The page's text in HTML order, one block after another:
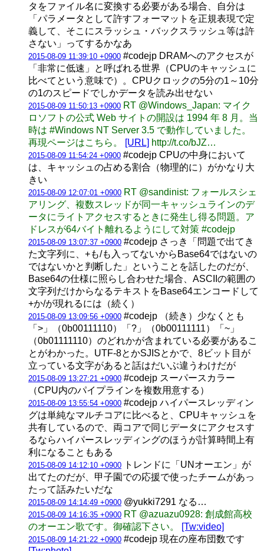
タをファイル名に変換する必要がある場合、自分は
「パラメータとして許すフォーマットを正規表現で定
義して、そこにスラッシュ・バックスラッシュ等は許
さない」ってするかなあ
2015-08-09 11:39:10 +0900 #codejp DRAMへのアクセスが
「非常に低速」と呼ばれる世界（CPUのキャッシュに
比べてという意味で）。CPUクロックの5分の1～10分
の1のスピードでしかデータを読み出せない
2015-08-09 11:50:13 +0900 RT @Windows_Japan: マイク
ロソフトの公式 Web サイトの開設は 1994 年 8 月。当
時は #Windows NT Server 3.5 で動作していました。
再現ページはこちら。
[URL] http://t.co/bJZ…
2015-08-09 11:54:24 +0900 #codejp CPUの中身において
は、キャッシュの占める割合（物理的に）がかなり大
きい
2015-08-09 12:07:01 +0900 RT @sandinist: フォールスシェ
アリング、複数スレッドが同一キャッシュラインのデ
ータにライトアクセスするときに発生し得る問題。ア
ドレスが64バイト離れるようにして対策 #codejp
2015-08-09 13:07:37 +0900 #codejp さっき「問題で出てき
た文字列に、+も/も入ってないからBase64ではないの
ではないかと判断した」ということを話したのだが、
Base64の仕様に照らし合わせた場合、ASCIIの範囲の
文字列だけからなるテキストをBase64エンコードして
+か/が現れるには（続く）
2015-08-09 13:09:56 +0900 #codejp （続き）少なくとも
「>」（0b00111110）「?」（0b00111111）「~」
（0b01111110）のどれかが含まれている必要があるこ
とがわかった。UTF-8とかSJISとかで、8ビット目が
立っている文字があると話はだいぶ違うわけだが
2015-08-09 13:27:21 +0900 #codejp スーパースカラー
（CPU内のパイプラインを複数用意する）
2015-08-09 13:55:54 +0900 #codejp ハイパースレッディン
グは単純なマルチコアに比べると、CPUキャッシュを
共有しているので、両コアで同じデータにアクセスす
るならハイパースレッディングのほうが計算時間上有
利になることもある
2015-08-09 14:12:10 +0900 トレンドに「UNオーエン」が
出てたのだが、甲子園での応援で使ったチームがあっ
たって話みたいだな
2015-08-09 14:14:49 +0900 @yukki7291 なる…
2015-08-09 14:16:35 +0900 RT @azuazu0928: 創成館高校
のオーエン歌です。御確認下さい。
[Tw:video]
2015-08-09 14:21:22 +0900 #codejp 現在の座布団数です